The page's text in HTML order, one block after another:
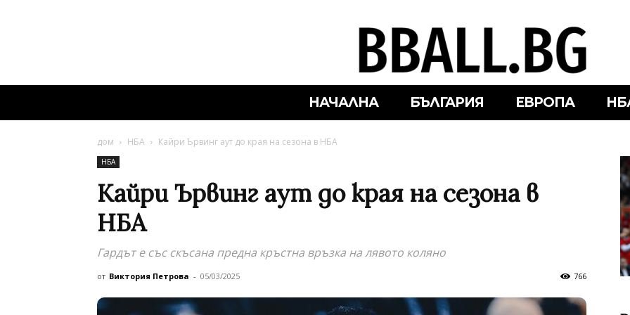
НАЧАЛНА БЪЛГАРИЯ ЕВРОПА
дом НБА Кайри Ървинг аут до края на сезона в НБА
НБА
Кайри Ървинг аут до края на сезона в
НБА
Гардът е със скъсана предна кръстна връзка на лявото коляно
от Виктория Петрова - 05/03/2025 766